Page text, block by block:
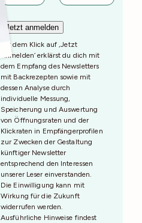
Mit dem Klick auf ‚Jetzt
Anmelden‘ erklärst du dich mit
dem Empfang des Newsletters
mit Backrezepten sowie mit
dessen Analyse durch
individuelle Messung,
Speicherung und Auswertung
von Öffnungsraten und der
Klickraten in Empfängerprofilen
zur Zwecken der Gestaltung
künftiger Newsletter
entsprechend den Interessen
unserer Leser einverstanden.
Die Einwilligung kann mit
Wirkung für die Zukunft
widerrufen werden.
Ausführliche Hinweise findest